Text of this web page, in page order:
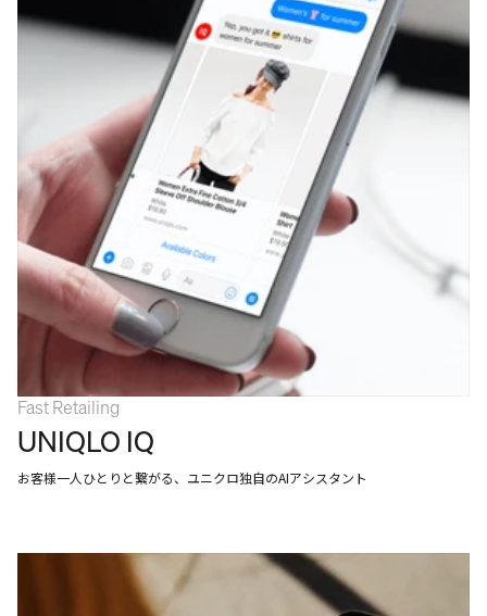
Fast Retailing
UNIQLO IQ
お客様一人ひとりと繋がる、ユニクロ独自のAIアシスタント